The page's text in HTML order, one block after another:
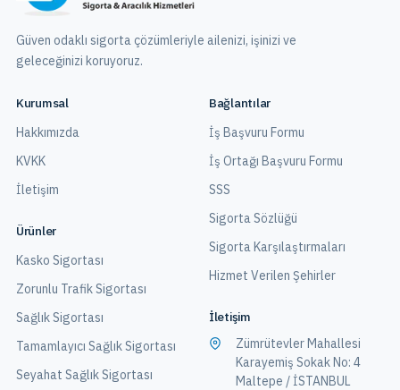
Güven odaklı sigorta çözümleriyle ailenizi, işinizi ve
geleceğinizi koruyoruz.
Kurumsal
Hakkımızda
KVKK
İletişim
Ürünler
Kasko Sigortası
Zorunlu Trafik Sigortası
Sağlık Sigortası
Tamamlayıcı Sağlık Sigortası
Seyahat Sağlık Sigortası
Bağlantılar
İş Başvuru Formu
İş Ortağı Başvuru Formu
SSS
Sigorta Sözlüğü
Sigorta Karşılaştırmaları
Hizmet Verilen Şehirler
İletişim
Zümrütevler Mahallesi
Karayemiş Sokak No: 4
Maltepe / İSTANBUL